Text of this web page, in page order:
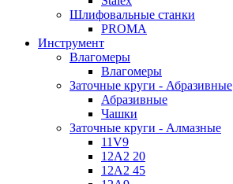
Шлифовальные станки
PROMA
Инструмент
Влагомеры
Влагомеры
Заточные круги - Абразивные
Абразивные
Чашки
Заточные круги - Алмазные
11V9
12A2 20
12A2 45